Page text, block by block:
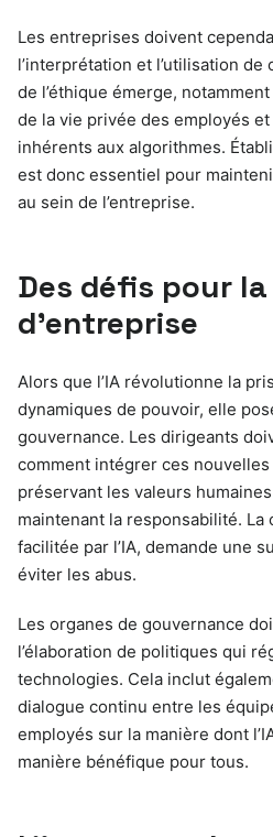
Les entreprises doivent
l’interprétation et l’utilisation de
de l’éthique émerge,
de la vie privée des employés
inhérents aux algorithmes.
est donc essentiel pour
au sein de l’entreprise.
Des défis pour
d’entreprise
Alors que l’IA révolutionne la
dynamiques de pouvoir, elle
gouvernance. Les dirigeants
comment intégrer ces
préservant les valeurs
maintenant la responsabilité.
facilitée par l’IA, demande une
éviter les abus.
Les organes de gouvernance
l’élaboration de politiques qui
technologies. Cela inclut
dialogue continu entre les
employés sur la manière dont
manière bénéfique pour tous.